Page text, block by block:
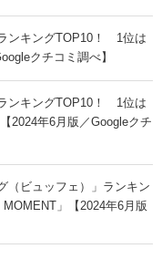
ンキングTOP10！ 1位は
クチコミ調べ】
ンキングTOP10！ 1位は
2024年6月版／Googleクチ
（ビュッフェ）」ランキン
」【2024年6月版